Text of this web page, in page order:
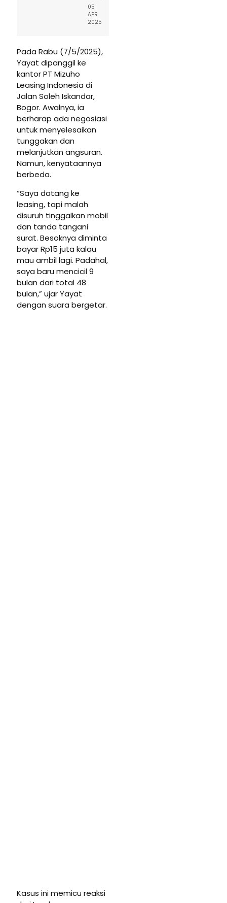
05
APR
2025
Pada Rabu (7/5/2025),
Yayat dipanggil ke
kantor PT Mizuho
Leasing Indonesia di
Jalan Soleh Iskandar,
Bogor. Awalnya, ia
berharap ada negosiasi
untuk menyelesaikan
tunggakan dan
melanjutkan angsuran.
Namun, kenyataannya
berbeda.
“Saya datang ke
leasing, tapi malah
disuruh tinggalkan mobil
dan tanda tangani
surat. Besoknya diminta
bayar Rp15 juta kalau
mau ambil lagi. Padahal,
saya baru mencicil 9
bulan dari total 48
bulan,” ujar Yayat
dengan suara bergetar.
Kasus ini memicu reaksi